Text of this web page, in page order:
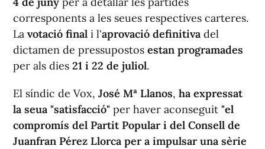
corresponents a les seues respectives carteres.
La votació final i l'aprovació definitiva del
dictamen de pressupostos estan programades
per als dies 21 i 22 de juliol.
El síndic de Vox, José Mª Llanos, ha expressat
la seua "satisfacció" per haver aconseguit "el
compromís del Partit Popular i del Consell de
Juanfran Pérez Llorca per a impulsar una sèrie